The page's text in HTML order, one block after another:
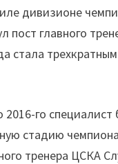
дивизионе
пост главного
стала
2016-го
стадию
тренера ЦСКА